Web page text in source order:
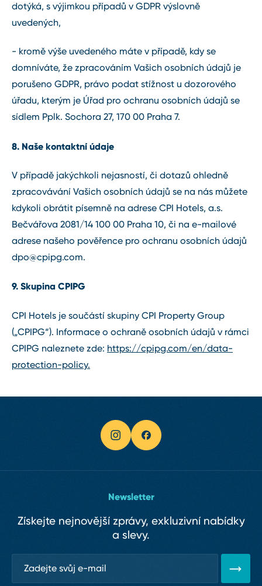
dotýká, s výjimkou případů v GDPR výslovně
uvedených,
- kromě výše uvedeného máte v případě, kdy se
domníváte, že zpracováním Vašich osobních údajů je
porušeno GDPR, právo podat stížnost u dozorového
úřadu, kterým je Úřad pro ochranu osobních údajů se
sídlem Pplk. Sochora 27, 170 00 Praha 7.
8. Naše kontaktní údaje
V případě jakýchkoli nejasností, či dotazů ohledně
zpracovávání Vašich osobních údajů se na nás můžete
kdykoli obrátit písemně na adrese CPI Hotels, a.s.
Bečvářova 2081/14 100 00 Praha 10, či na e-mailové
adrese našeho pověřence pro ochranu osobních údajů
dpo@cpipg.com.
9. Skupina CPIPG
CPI Hotels je součástí skupiny CPI Property Group
(„CPIPG“). Informace o ochraně osobních údajů v rámci
CPIPG naleznete zde: https://cpipg.com/en/data-
protection-policy.
Newsletter
Získejte nejnovější zprávy, exkluzivní nabídky
a slevy.